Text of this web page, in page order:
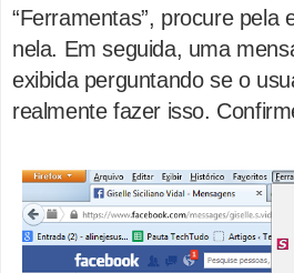
“Ferramentas”, procure pela
nela. Em seguida, uma
exibida perguntando se o
realmente fazer isso.